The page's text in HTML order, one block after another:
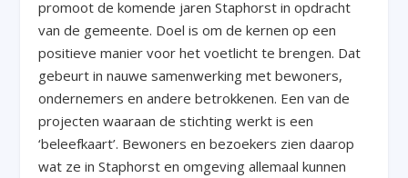
promoot de komende jaren Staphorst in opdracht
van de gemeente. Doel is om de kernen op een
positieve manier voor het voetlicht te brengen. Dat
gebeurt in nauwe samenwerking met bewoners,
ondernemers en andere betrokkenen. Een van de
projecten waaraan de stichting werkt is een
‘beleefkaart’. Bewoners en bezoekers zien daarop
wat ze in Staphorst en omgeving allemaal kunnen